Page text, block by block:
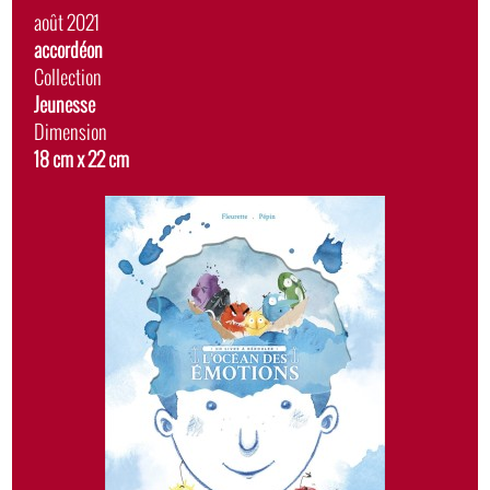
Date
de
sortie
août 2021
Album
accordéon
Collection
Jeunesse
Dimension
18 cm x 22 cm